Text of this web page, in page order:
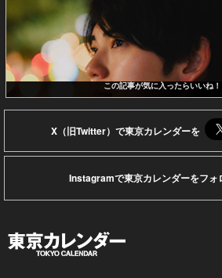
この記事が気に入ったらいいね
X（旧Twitter）で東京カレンダーを
Instagramで東京カレンダーをフォ